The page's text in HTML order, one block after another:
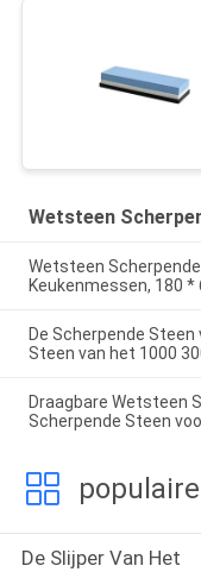
Wetsteen
Wetsteen
Keukenmessen, 180 *
De Scherpende
Steen van het 1000
Draagbare Wetsteen
Scherpende Steen
De Slijper Van Het